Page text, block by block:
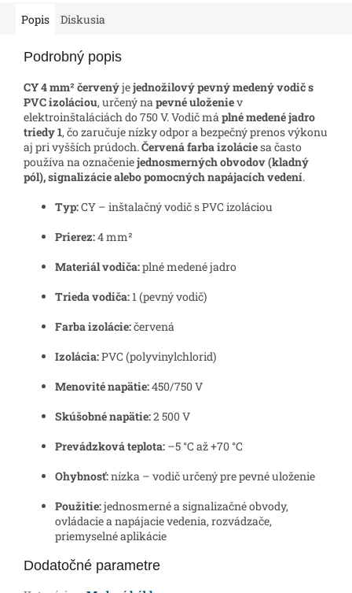
Popis Diskusia
Podrobný popis
CY 4 mm² červenýjejednožilový pevný medený vodič s
PVC izoláciou, určený napevné uloženiev
elektroinštaláciách do 750 V. Vodič máplné medené jadro
triedy 1, čo zaručuje nízky odpor a bezpečný prenos výkonu
aj pri vyšších prúdoch.Červená farba izoláciesa často
používa na označeniejednosmerných obvodov (kladný
pól), signalizácie alebo pomocných napájacích vedení.
Typ:CY – inštalačný vodič s PVC izoláciou
Prierez:4 mm²
Materiál vodiča:plné medené jadro
Trieda vodiča:1 (pevný vodič)
Farba izolácie:červená
Izolácia:PVC (polyvinylchlorid)
Menovité napätie:450/750 V
Skúšobné napätie:2 500 V
Prevádzková teplota: –5 °C až +70 °C
Ohybnosť:nízka – vodič určený pre pevné uloženie
Použitie:jednosmerné a signalizačné obvody,
ovládacie a napájacie vedenia, rozvádzače,
priemyselné aplikácie
Dodatočné parametre